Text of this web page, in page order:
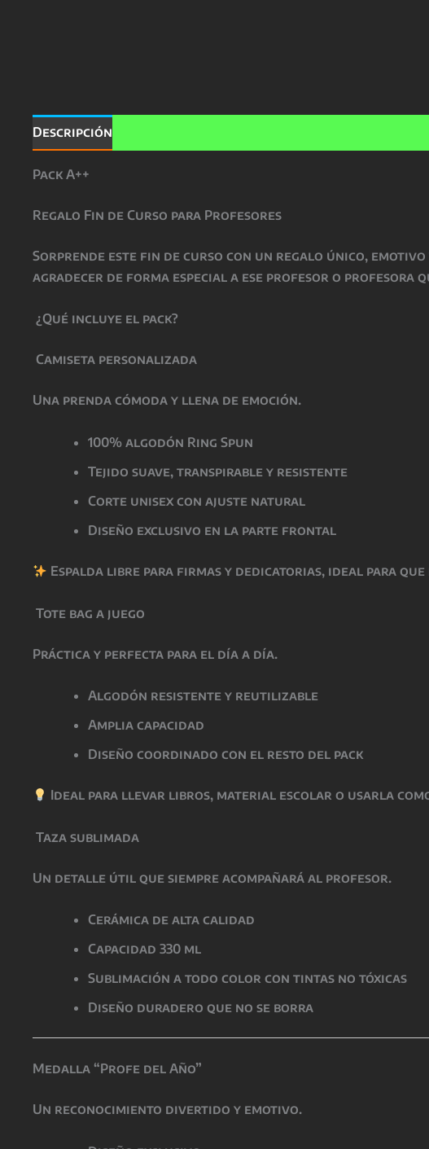
Descripción
Pack A++
Regalo Fin de Curso para Profesores
Sorprende este fin de curso con un regalo único,
agradecer de forma especial a ese profesor o profesora
¿Qué incluye el pack?
Camiseta personalizada
Una prenda cómoda y llena de emoción.
100% algodón Ring Spun
Tejido suave, transpirable y resistente
Corte unisex con ajuste natural
Diseño exclusivo en la parte frontal
Espalda libre para firmas y dedicatorias, ideal para
Tote bag a juego
Práctica y perfecta para el día a día.
Algodón resistente y reutilizable
Amplia capacidad
Diseño coordinado con el resto del pack
Ideal para llevar libros, material escolar o usarla
Taza sublimada
Un detalle útil que siempre acompañará al profesor.
Cerámica de alta calidad
Capacidad 330 ml
Sublimación a todo color con tintas no tóxicas
Diseño duradero que no se borra
Medalla “Profe del Año”
Un reconocimiento divertido y emotivo.